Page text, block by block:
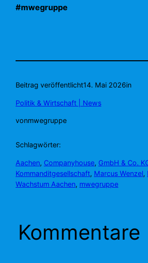
#mwegruppe
Beitrag veröffentlicht14. Mai 2026in
Politik & Wirtschaft | News
vonmwegruppe
Schlagwörter:
Aachen, Companyhouse, GmbH & Co.
Kommanditgesellschaft, Marcus Wenzel,
Wachstum Aachen, mwegruppe
Kommentare